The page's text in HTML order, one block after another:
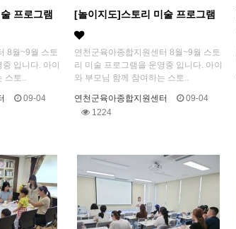
프로그램
8월~9월 스토
입니다. 아이
스토..
09-04
[놀이지도]스토리 미술 프로그램
연천군육아종합지원센터 8월~9월 스토
리 미술 프로그램을 운영중 입니다. 아이
와 부모님 함께 참여하는 스토..
연천군육아종합지원센터
09-04
1224